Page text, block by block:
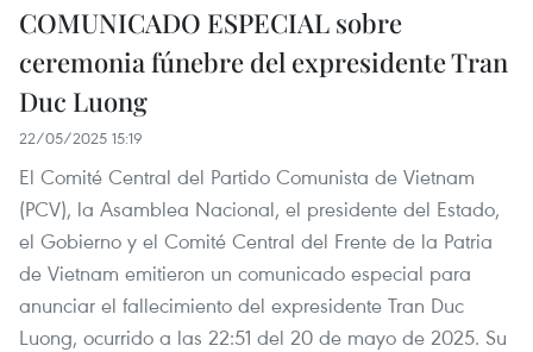
COMUNICADO ESPECIAL sobre
ceremonia fúnebre del expresidente Tran
Duc Luong
22/05/2025 15:19
El Comité Central del Partido Comunista de Vietnam
(PCV), la Asamblea Nacional, el presidente del Estado,
el Gobierno y el Comité Central del Frente de la Patria
de Vietnam emitieron un comunicado especial para
anunciar el fallecimiento del expresidente Tran Duc
Luong, ocurrido a las 22:51 del 20 de mayo de 2025. Su